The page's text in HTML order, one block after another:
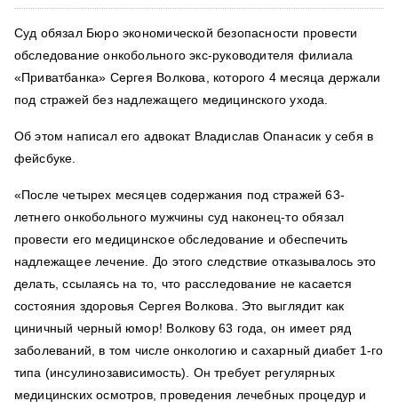
Суд обязал Бюро экономической безопасности провести
обследование онкобольного экс-руководителя филиала
«Приватбанка» Сергея Волкова, которого 4 месяца держали
под стражей без надлежащего медицинского ухода.
Об этом написал его адвокат Владислав Опанасик у себя в
фейсбуке.
«После четырех месяцев содержания под стражей 63-
летнего онкобольного мужчины суд наконец-то обязал
провести его медицинское обследование и обеспечить
надлежащее лечение. До этого следствие отказывалось это
делать, ссылаясь на то, что расследование не касается
состояния здоровья Сергея Волкова. Это выглядит как
циничный черный юмор! Волкову 63 года, он имеет ряд
заболеваний, в том числе онкологию и сахарный диабет 1-го
типа (инсулинозависимость). Он требует регулярных
медицинских осмотров, проведения лечебных процедур и